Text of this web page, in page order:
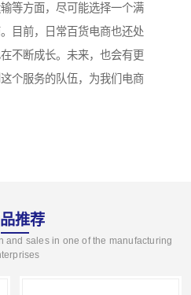
等方面，尽可能选择一个满
目前，日常百货电商也还处
不断成长。未来，也会有更
个服务的队伍，为我们电商
推荐
and sales in one of the manufacturing